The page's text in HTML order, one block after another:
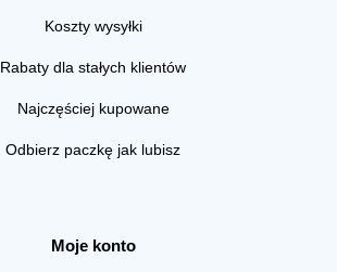
Koszty wysyłki
Rabaty dla stałych klientów
Najczęściej kupowane
Odbierz paczkę jak lubisz
Moje konto